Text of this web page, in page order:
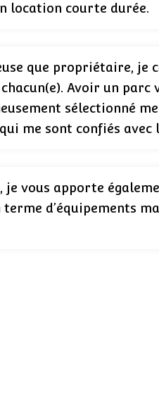
location courte durée.
que propriétaire, je
Avoir un
sélectionné
me sont confiés avec
je vous apporte
terme d’équipements